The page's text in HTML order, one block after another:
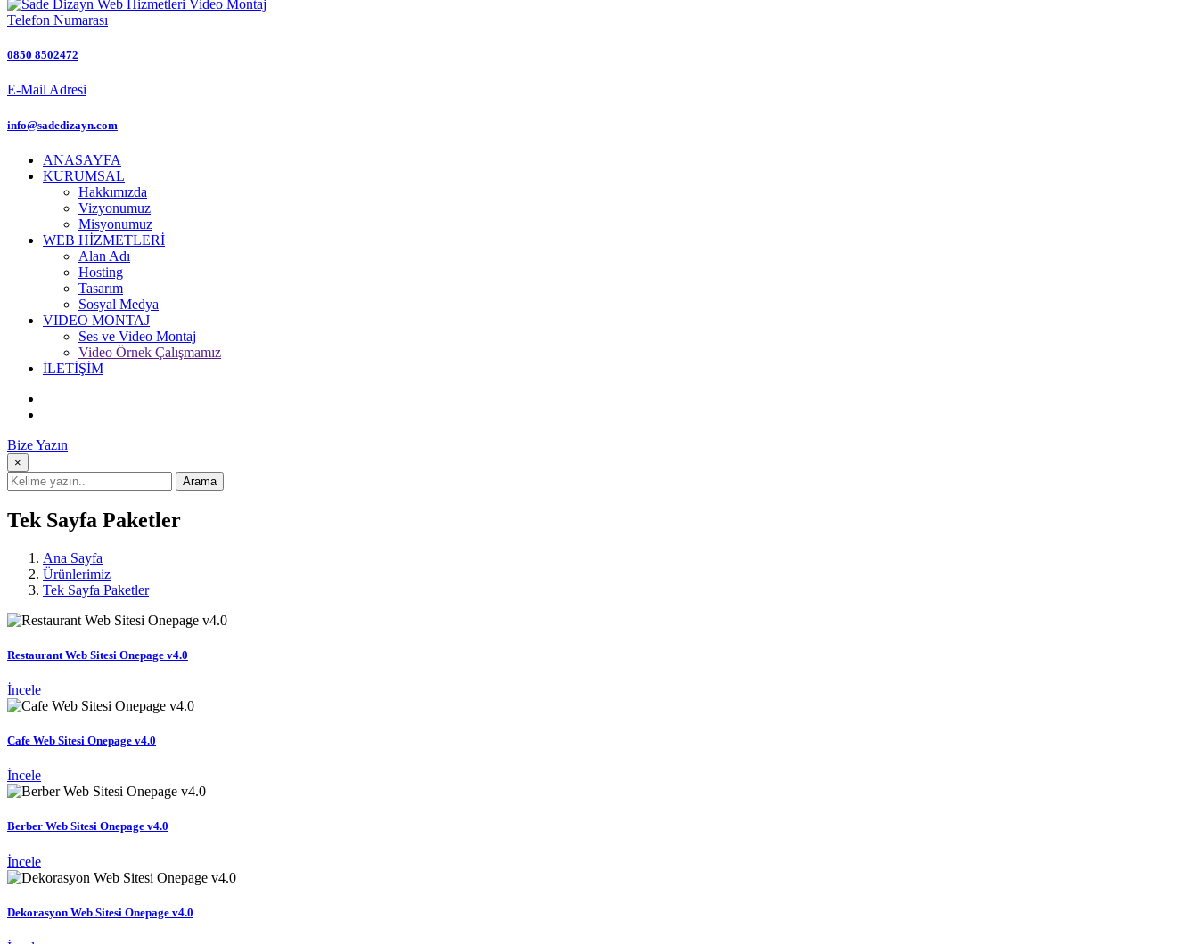
Telefon Numarası
0850 8502472
E-Mail Adresi
info@sadedizayn.com
ANASAYFA
KURUMSAL
Hakkımızda
Vizyonumuz
Misyonumuz
WEB HİZMETLERİ
Alan Adı
Hosting
Tasarım
Sosyal Medya
VIDEO MONTAJ
Ses ve Video Montaj
Video Örnek Çalışmamız
İLETİŞİM
Bize Yazın
×
Arama
Tek Sayfa Paketler
Ana Sayfa
Ürünlerimiz
Tek Sayfa Paketler
Restaurant Web Sitesi Onepage v4.0
İncele
Cafe Web Sitesi Onepage v4.0
İncele
Berber Web Sitesi Onepage v4.0
İncele
Dekorasyon Web Sitesi Onepage v4.0